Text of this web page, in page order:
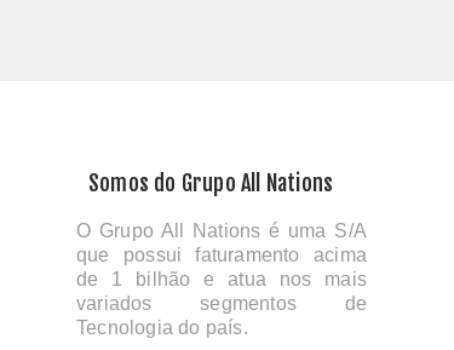
Somos do Grupo All Nations
O Grupo All Nations é uma S/A
que possui faturamento acima
de 1 bilhão e atua nos mais
variados segmentos de
Tecnologia do país.